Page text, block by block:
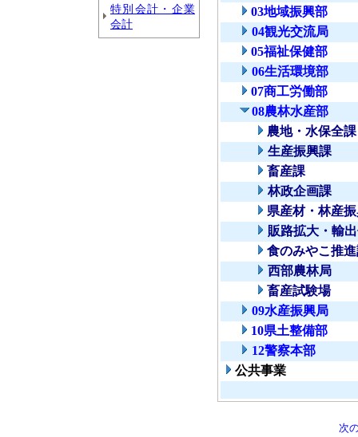
特別会計・企業
会計
03地域振興部
04観光交流局
05福祉保健部
06生活環境部
07商工労働部
08農林水産部
農地・水保全課
生産振興課
畜産課
林政企画課
県産材・林産
販路拡大・輸
食のみやこ推
西部農林局
畜産試験場
09水産振興局
10県土整備部
12警察本部
公共事業
次